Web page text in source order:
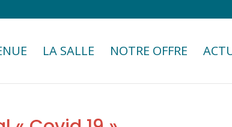
LA SALLE NOTRE OFFRE